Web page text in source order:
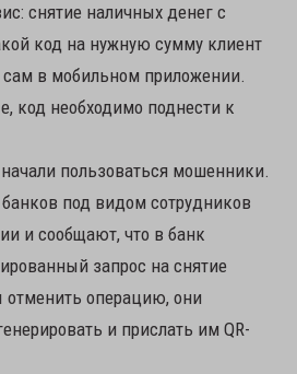
снятие наличных денег с
код на нужную сумму клиент
сам в мобильном приложении.
код необходимо поднести к
пользоваться мошенники.
под видом сотрудников
и сообщают, что в банк
запрос на снятие
отменить операцию, они
и прислать им QR-